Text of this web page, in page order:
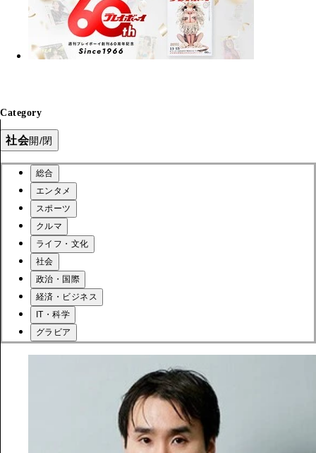
Category
社会開/閉
総合
エンタメ
スポーツ
クルマ
ライフ・文化
社会
政治・国際
経済・ビジネス
IT・科学
グラビア